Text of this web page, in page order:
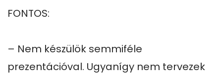
FONTOS:
– Nem készülök semmiféle
prezentációval. Ugyanígy nem tervezek